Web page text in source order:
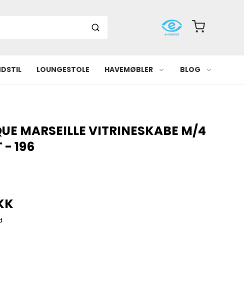
LOUNGESTOLE HAVEMØBLER BLOG
MARSEILLE VITRINESKABE M/4
- 196